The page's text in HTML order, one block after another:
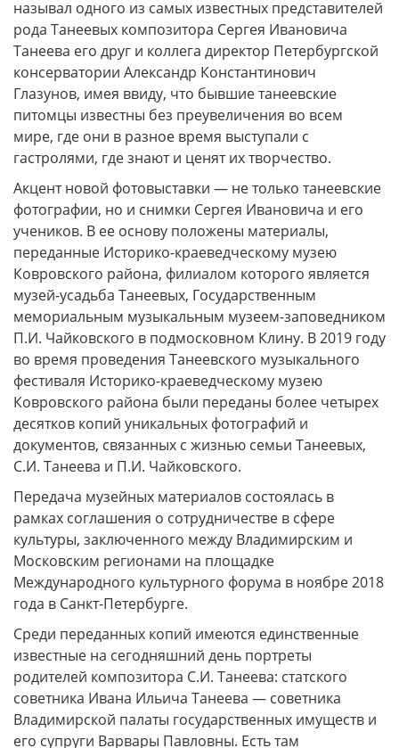
называл одного из самых известных представителей
рода Танеевых композитора Сергея Ивановича
Танеева его друг и коллега директор Петербургской
консерватории Александр Константинович
Глазунов, имея ввиду, что бывшие танеевские
питомцы известны без преувеличения во всем
мире, где они в разное время выступали с
гастролями, где знают и ценят их творчество.
Акцент новой фотовыставки — не только танеевские
фотографии, но и снимки Сергея Ивановича и его
учеников. В ее основу положены материалы,
переданные Историко-краеведческому музею
Ковровского района, филиалом которого является
музей-усадьба Танеевых, Государственным
мемориальным музыкальным музеем-заповедником
П.И. Чайковского в подмосковном Клину. В 2019 году
во время проведения Танеевского музыкального
фестиваля Историко-краеведческому музею
Ковровского района были переданы более четырех
десятков копий уникальных фотографий и
документов, связанных с жизнью семьи Танеевых,
С.И. Танеева и П.И. Чайковского.
Передача музейных материалов состоялась в
рамках соглашения о сотрудничестве в сфере
культуры, заключенного между Владимирским и
Московским регионами на площадке
Международного культурного форума в ноябре 2018
года в Санкт-Петербурге.
Среди переданных копий имеются единственные
известные на сегодняшний день портреты
родителей композитора С.И. Танеева: статского
советника Ивана Ильича Танеева — советника
Владимирской палаты государственных имуществ и
его супруги Варвары Павловны. Есть там